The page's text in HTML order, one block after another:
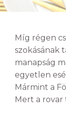
Míg régen
szokásának
manapság
egyetlen
Mármint a
Mert a rovar